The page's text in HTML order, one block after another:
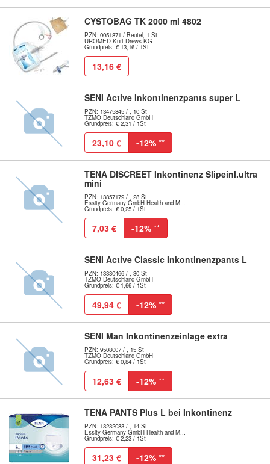
CYSTOBAG TK 2000 ml 4802
PZN: 0051871 / Beutel, 1 St
UROMED Kurt Drews KG
Grundpreis: € 13,16 / 1St
13,16 €
SENI Active Inkontinenzpants super L
PZN: 13475845 / , 10 St
TZMO Deutschland GmbH
Grundpreis: € 2,31 / 1St
23,10 € -12% **
TENA DISCREET Inkontinenz Slipeinl.ultra
mini
PZN: 13857179 / , 28 St
Essity Germany GmbH Health and M...
Grundpreis: € 0,25 / 1St
7,03 € -12% **
SENI Active Classic Inkontinenzpants L
PZN: 13330466 / , 30 St
TZMO Deutschland GmbH
Grundpreis: € 1,66 / 1St
49,94 € -12% **
SENI Man Inkontinenzeinlage extra
PZN: 9508007 / , 15 St
TZMO Deutschland GmbH
Grundpreis: € 0,84 / 1St
12,63 € -12% **
TENA PANTS Plus L bei Inkontinenz
PZN: 13232083 / , 14 St
Essity Germany GmbH Health and M...
Grundpreis: € 2,23 / 1St
31,23 € -12% **